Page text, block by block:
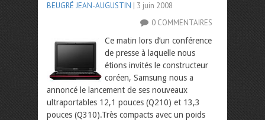
BEUGRÉ JEAN-AUGUSTIN | 3 juin 2008
0 COMMENTAIRES
Ce matin lors d’un conférence
de presse à laquelle nous
étions invités le constructeur
coréen, Samsung nous a
annoncé le lancement de ses nouveaux
ultraportables 12,1 pouces (Q210) et 13,3
pouces (Q310).Très compacts avec un poids